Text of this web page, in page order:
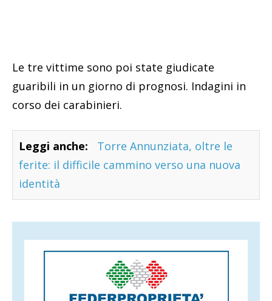
Le tre vittime sono poi state giudicate
guaribili in un giorno di prognosi. Indagini in
corso dei carabinieri.
Leggi anche:
Torre Annunziata, oltre le
ferite: il difficile cammino verso una nuova
identità